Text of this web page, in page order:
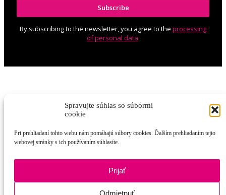
Spravujte súhlas so súbormi
cookie
Pri prehliadaní tohto webu nám pomáhajú súbory cookies. Ďalším prehliadaním tejto
webovej stránky s ich používaním súhlasíte.
Prijať
Odmietnuť
Subscribe
By subscribing to the newsletter, you agree to the processing
of personal data.